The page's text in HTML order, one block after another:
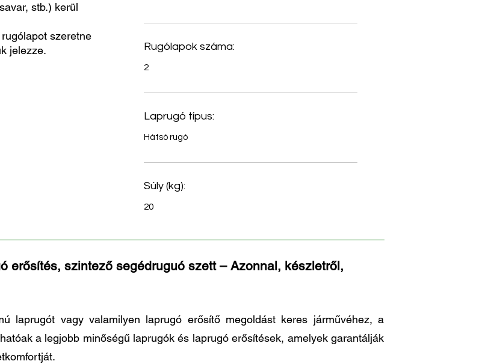
stb.) kerül
szeretne
jelezze.
Rugólapok száma:
2
Laprugó típus:
Hátsó rugó
Súly (kg):
20
erősítés, szintező segédruguó szett – Azonnal, készletről,
laprugót vagy valamilyen laprugó erősítő megoldást keres járművéhez, a
a legjobb minőségű laprugók és laprugó erősítések, amelyek garantálják